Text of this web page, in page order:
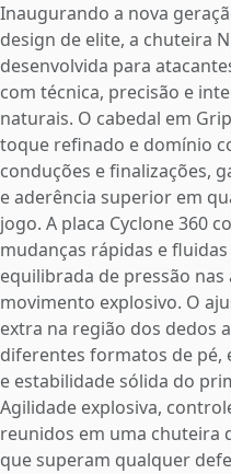
Inaugurando a nova
design de elite, a chuteira
desenvolvida para
com técnica, precisão e
naturais. O cabedal em
toque refinado e domínio
conduções e finalizações,
e aderência superior em
jogo. A placa Cyclone 360
mudanças rápidas e
equilibrada de pressão
movimento explosivo. O
extra na região dos dedos
diferentes formatos de
e estabilidade sólida do
Agilidade explosiva,
reunidos em uma chuteira
que superam qualquer